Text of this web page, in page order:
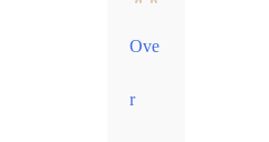
Ove
r